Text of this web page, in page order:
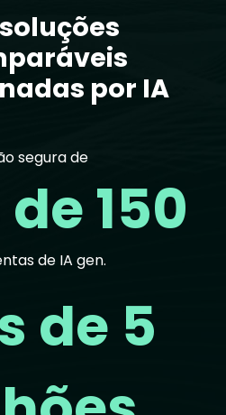
por IA
segura de
150
de IA gen.
de 5